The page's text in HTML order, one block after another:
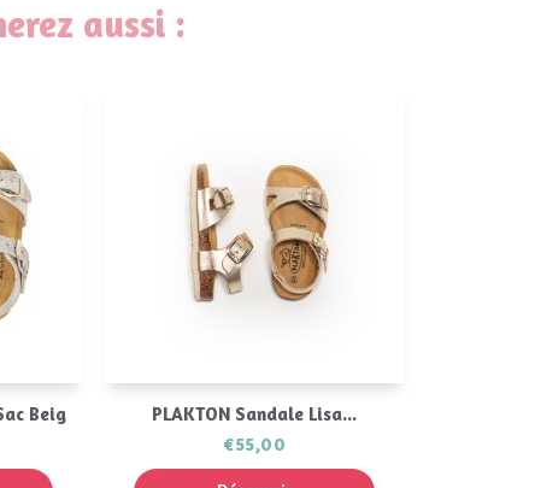
aussi :
Beig
Aperçu rapide
PLAKTON Sandale Lisa...
€55,00